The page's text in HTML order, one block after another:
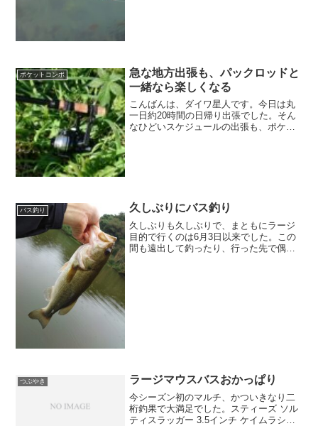
ポケットコンボ
急な地方出張も、パックロッドと
一緒なら楽しくなる
こんばんは、ダイワ星人です。今日は丸
一日約20時間の日帰り出張でした。そん
なひどいスケジュールの出張も、ポケッ
バス釣り 久しぶりにバス釣り
久しぶりも久しぶりで、まともにラージ
目的で行くのは6月3日以来でした。この
間も遠出して釣ったり、行った先で偶然
つぶやき ラージマウスバスおかっぱり
今シーズン初のマルチ、かついきなり二
桁釣果で大満足でした。スティーズ ソル
ティスラッガー 3.5インチ ケイムラシラ